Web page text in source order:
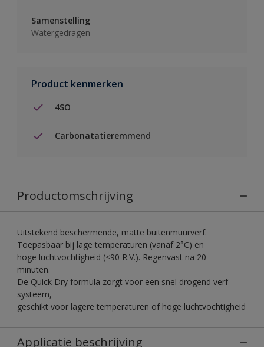
Samenstelling
Watergedragen
Product kenmerken
4SO
Carbonatatieremmend
Productomschrijving
Uitstekend beschermende, matte buitenmuurverf.
Toepasbaar bij lage temperaturen (vanaf 2°C) en
hoge luchtvochtigheid (<90 R.V.). Regenvast na 20
minuten.
De Quick Dry formula zorgt voor een snel drogend verf
systeem,
geschikt voor lagere temperaturen of hoge luchtvochtigheid
Applicatie beschrijving